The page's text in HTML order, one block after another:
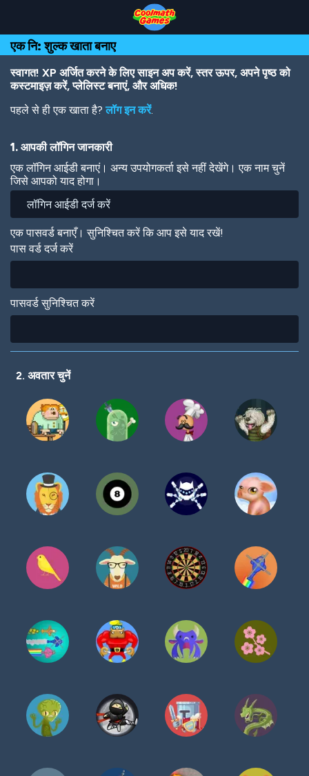
Top
of
Page
Navigation
Main
Content
Footer
main
content
एक नि: शुल्क खाता बनाए
स्वागत! XP अर्जित करने के लिए साइन अप करें, स्तर ऊपर, अपने पृष्ठ को
कस्टमाइज़ करें, प्लेलिस्ट बनाएं, और अधिक!
पहले से ही एक खाता है?लॉग इन करें.
1. आपकी लॉगिन जानकारी
एक लॉगिन आईडी बनाएं। अन्य उपयोगकर्ता इसे नहीं देखेंगे। एक नाम चुनें
जिसे आपको याद होगा।
एक पासवर्ड बनाएँ। सुनिश्चित करें कि आप इसे याद रखें!
पास वर्ड दर्ज करें
पासवर्ड सुनिश्चित करें
2. अवतार चुनें